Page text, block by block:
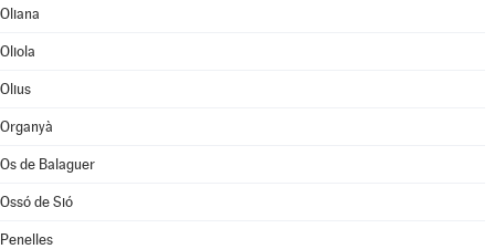
Oliana
Oliola
Olius
Organyà
Os de Balaguer
Ossó de Sió
Penelles